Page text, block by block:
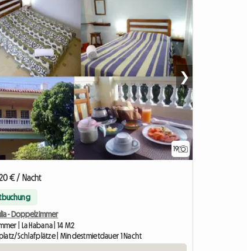
19
❯
€ / Nacht
- Doppelzimmer
| La Habana | 14 M2
Schlafplätze | Mindestmietdauer 1 Nacht